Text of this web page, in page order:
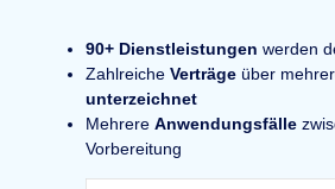
90+ Dienstleistungen werden
ZahlreicheVerträge über
unterzeichnet
MehrereAnwendungsfälle
Vorbereitung